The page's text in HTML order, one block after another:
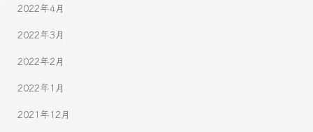
2022年4月
2022年3月
2022年2月
2022年1月
2021年12月